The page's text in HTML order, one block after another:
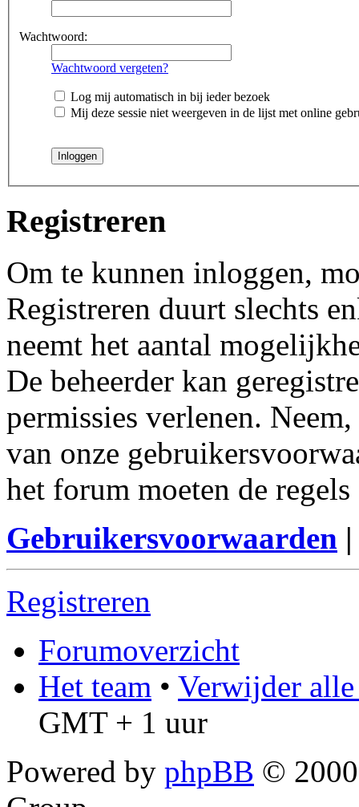
Wachtwoord:
Wachtwoord vergeten?
Log mij automatisch in bij ieder bezoek
Mij deze sessie niet weergeven in de lijst met online
Registreren
Om te kunnen inloggen,
Registreren duurt slechts
neemt het aantal
De beheerder kan
permissies verlenen.
van onze
het forum moeten de
Gebruikersvoorwaarden
Registreren
Forumoverzicht
Het team • Verwijder
GMT + 1 uur
Powered by phpBB ©